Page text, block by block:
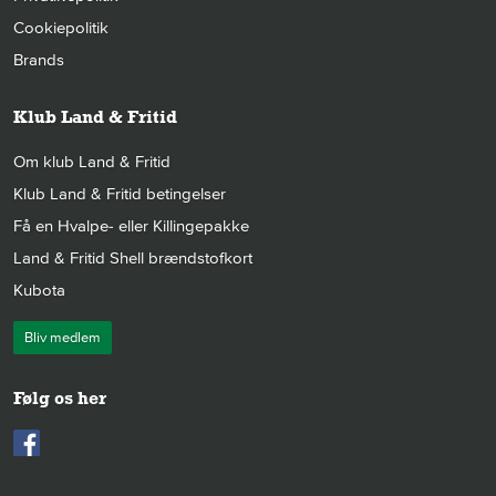
Cookiepolitik
Brands
Klub Land & Fritid
Om klub Land & Fritid
Klub Land & Fritid betingelser
Få en Hvalpe- eller Killingepakke
Land & Fritid Shell brændstofkort
Kubota
Bliv medlem
Følg os her